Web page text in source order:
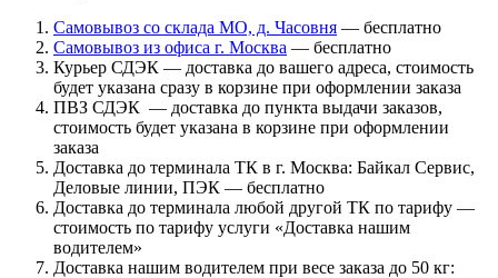
Самовывоз со склада МО, д. Часовня — бесплатно
Самовывоз из офиса г. Москва — бесплатно
Курьер СДЭК — доставка до вашего адреса, стоимость
будет указана сразу в корзине при оформлении заказа
ПВЗ СДЭК — доставка до пункта выдачи заказов,
стоимость будет указана в корзине при оформлении
заказа
Доставка до терминала ТК в г. Москва: Байкал Сервис,
Деловые линии, ПЭК — бесплатно
Доставка до терминала любой другой ТК по тарифу —
стоимость по тарифу услуги «Доставка нашим
водителем»
Доставка нашим водителем при весе заказа до 50 кг: